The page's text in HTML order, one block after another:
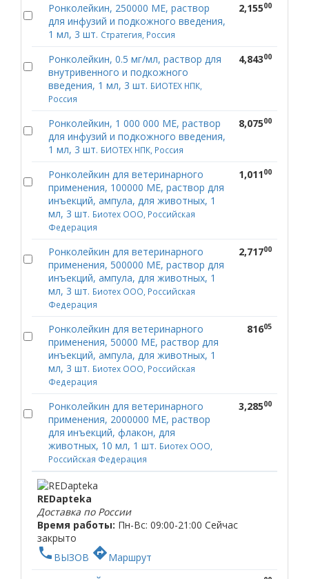
Ронколейкин, 250000 МЕ, раствор
для инфузий и подкожного введения,
1 мл, 3 шт. Стратегия, Россия
2,15500
Ронколейкин, 0.5 мг/мл, раствор для
внутривенного и подкожного
введения, 1 мл, 3 шт. БИОТЕХ НПК,
Россия
4,84300
Ронколейкин, 1 000 000 МЕ, раствор
для инфузий и подкожного введения,
1 мл, 3 шт. БИОТЕХ НПК, Россия
8,07500
Ронколейкин для ветеринарного
применения, 100000 МЕ, раствор для
инъекций, ампула, для животных, 1
мл, 3 шт. Биотех ООО, Российская
Федерация
1,01100
Ронколейкин для ветеринарного
применения, 500000 МЕ, раствор для
инъекций, ампула, для животных, 1
мл, 3 шт. Биотех ООО, Российская
Федерация
2,71700
Ронколейкин для ветеринарного
применения, 50000 МЕ, раствор для
инъекций, ампула, для животных, 1
мл, 3 шт. Биотех ООО, Российская
Федерация
81605
Ронколейкин для ветеринарного
применения, 2000000 МЕ, раствор
для инъекций, флакон, для
животных, 10 мл, 1 шт. Биотех ООО,
Российская Федерация
3,28500
REDapteka
Доставка по России
Время работы: Пн-Вс: 09:00-21:00 Сейчас
закрыто
phone ВЫЗОВ directionsМаршрут